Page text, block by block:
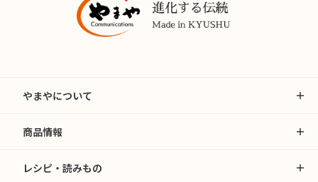
やまやについて
商品情報
レシピ・読みもの